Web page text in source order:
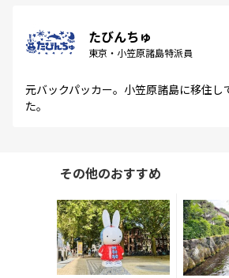
たびんちゅ
東京・小笠原諸島特派員
元バックパッカー。小笠原諸島に移住し
た。
その他のおすすめ